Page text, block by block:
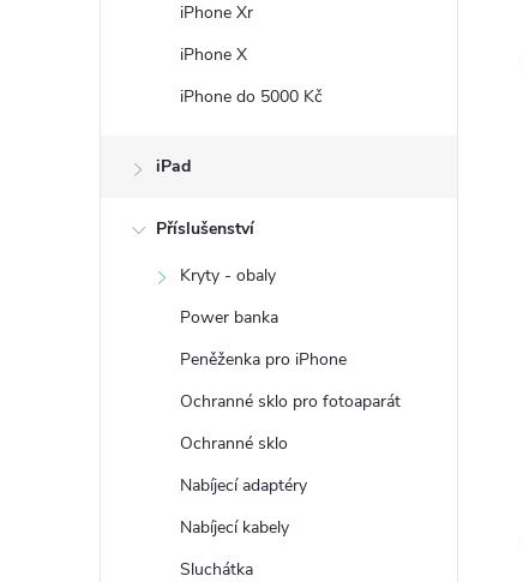
iPhone Xr
iPhone X
iPhone do 5000 Kč
iPad
Příslušenství
Kryty - obaly
Power banka
Peněženka pro iPhone
Ochranné sklo pro fotoaparát
Ochranné sklo
Nabíjecí adaptéry
Nabíjecí kabely
Sluchátka